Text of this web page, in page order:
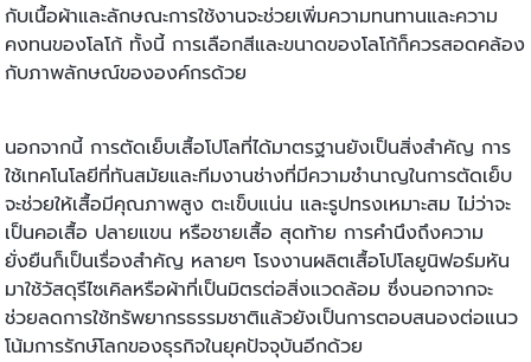
กับเนื้อผ้าและลักษณะการใช้งานจะช่วยเพิ่มความทนทานและความ
คงทนของโลโก้ ทั้งนี้ การเลือกสีและขนาดของโลโก้ก็ควรสอดคล้อง
กับภาพลักษณ์ขององค์กรด้วย
นอกจากนี้ การตัดเย็บเสื้อโปโลที่ได้มาตรฐานยังเป็นสิ่งสำคัญ การ
ใช้เทคโนโลยีที่ทันสมัยและทีมงานช่างที่มีความชำนาญในการตัดเย็บ
จะช่วยให้เสื้อมีคุณภาพสูง ตะเข็บแน่น และรูปทรงเหมาะสม ไม่ว่าจะ
เป็นคอเสื้อ ปลายแขน หรือชายเสื้อ สุดท้าย การคำนึงถึงความ
ยั่งยืนก็เป็นเรื่องสำคัญ หลายๆ โรงงานผลิตเสื้อโปโลยูนิฟอร์มหัน
มาใช้วัสดุรีไซเคิลหรือผ้าที่เป็นมิตรต่อสิ่งแวดล้อม ซึ่งนอกจากจะ
ช่วยลดการใช้ทรัพยากรธรรมชาติแล้วยังเป็นการตอบสนองต่อแนว
โน้มการรักษ์โลกของธุรกิจในยุคปัจจุบันอีกด้วย